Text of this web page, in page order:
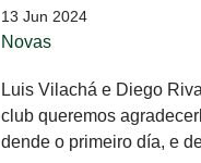
13 Jun 2024
Novas
Luis Vilachá e Diego
club queremos
dende o primeiro día, e